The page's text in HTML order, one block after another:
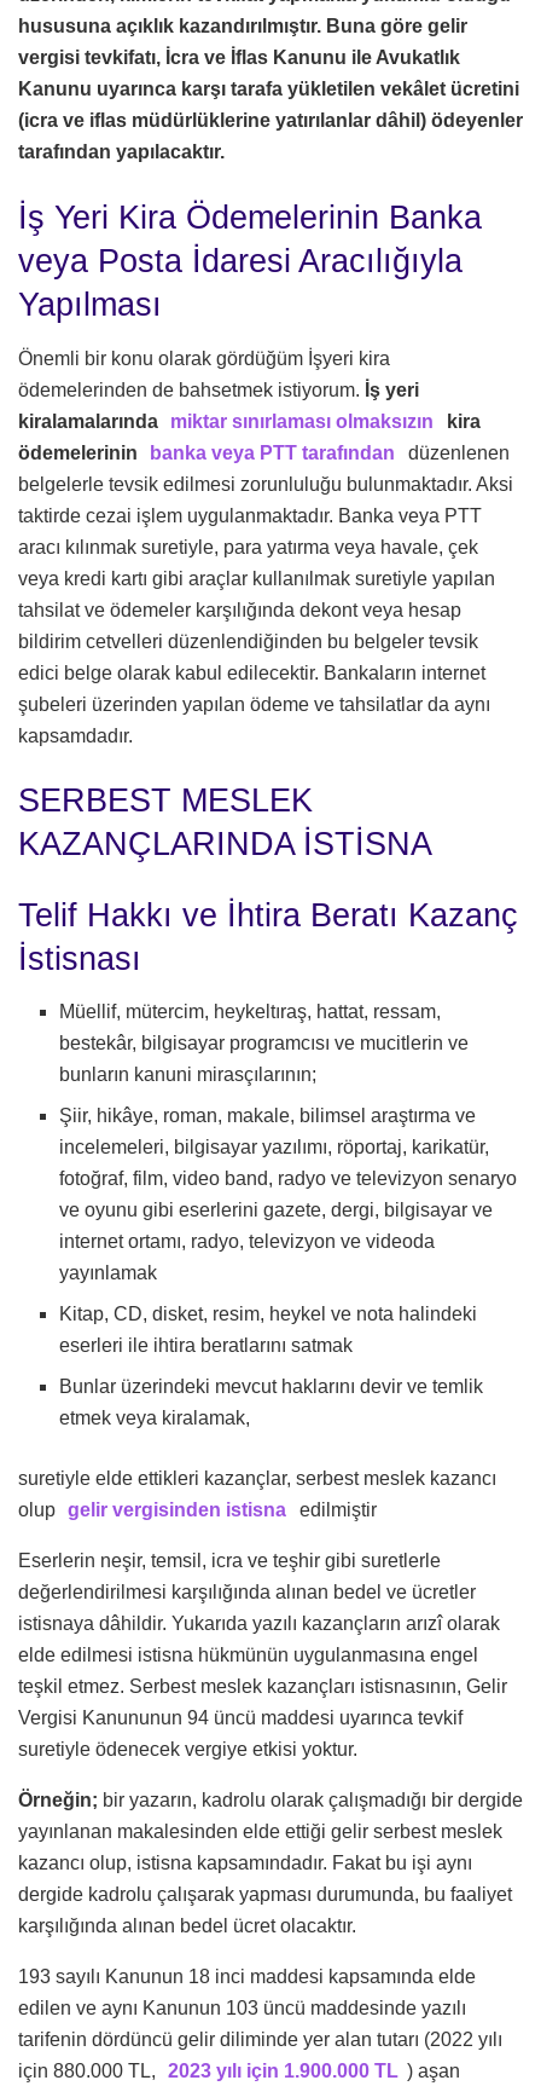
hususuna açıklık kazandırılmıştır. Buna göre gelir
vergisi tevkifatı, İcra ve İflas Kanunu ile Avukatlık
Kanunu uyarınca karşı tarafa yükletilen vekâlet ücretini
(icra ve iflas müdürlüklerine yatırılanlar dâhil) ödeyenler
tarafından yapılacaktır.
İş Yeri Kira Ödemelerinin Banka
veya Posta İdaresi Aracılığıyla
Yapılması
Önemli bir konu olarak gördüğüm İşyeri kira
ödemelerinden de bahsetmek istiyorum. İş yeri
kiralamalarında
miktar sınırlaması olmaksızın
kira
ödemelerinin
banka veya PTT tarafından
düzenlenen
belgelerle tevsik edilmesi zorunluluğu bulunmaktadır. Aksi
taktirde cezai işlem uygulanmaktadır. Banka veya PTT
aracı kılınmak suretiyle, para yatırma veya havale, çek
veya kredi kartı gibi araçlar kullanılmak suretiyle yapılan
tahsilat ve ödemeler karşılığında dekont veya hesap
bildirim cetvelleri düzenlendiğinden bu belgeler tevsik
edici belge olarak kabul edilecektir. Bankaların internet
şubeleri üzerinden yapılan ödeme ve tahsilatlar da aynı
kapsamdadır.
SERBEST MESLEK
KAZANÇLARINDA İSTİSNA
Telif Hakkı ve İhtira Beratı Kazanç
İstisnası
Müellif, mütercim, heykeltıraş, hattat, ressam,
bestekâr, bilgisayar programcısı ve mucitlerin ve
bunların kanuni mirasçılarının;
Şiir, hikâye, roman, makale, bilimsel araştırma ve
incelemeleri, bilgisayar yazılımı, röportaj, karikatür,
fotoğraf, film, video band, radyo ve televizyon senaryo
ve oyunu gibi eserlerini gazete, dergi, bilgisayar ve
internet ortamı, radyo, televizyon ve videoda
yayınlamak
Kitap, CD, disket, resim, heykel ve nota halindeki
eserleri ile ihtira beratlarını satmak
Bunlar üzerindeki mevcut haklarını devir ve temlik
etmek veya kiralamak,
suretiyle elde ettikleri kazançlar, serbest meslek kazancı
olup
gelir vergisinden istisna edilmiştir
Eserlerin neşir, temsil, icra ve teşhir gibi suretlerle
değerlendirilmesi karşılığında alınan bedel ve ücretler
istisnaya dâhildir. Yukarıda yazılı kazançların arızî olarak
elde edilmesi istisna hükmünün uygulanmasına engel
teşkil etmez. Serbest meslek kazançları istisnasının, Gelir
Vergisi Kanununun 94 üncü maddesi uyarınca tevkif
suretiyle ödenecek vergiye etkisi yoktur.
Örneğin; bir yazarın, kadrolu olarak çalışmadığı bir dergide
yayınlanan makalesinden elde ettiği gelir serbest meslek
kazancı olup, istisna kapsamındadır. Fakat bu işi aynı
dergide kadrolu çalışarak yapması durumunda, bu faaliyet
karşılığında alınan bedel ücret olacaktır.
193 sayılı Kanunun 18 inci maddesi kapsamında elde
edilen ve aynı Kanunun 103 üncü maddesinde yazılı
tarifenin dördüncü gelir diliminde yer alan tutarı (2022 yılı
için 880.000 TL,
2023 yılı için 1.900.000 TL ) aşan